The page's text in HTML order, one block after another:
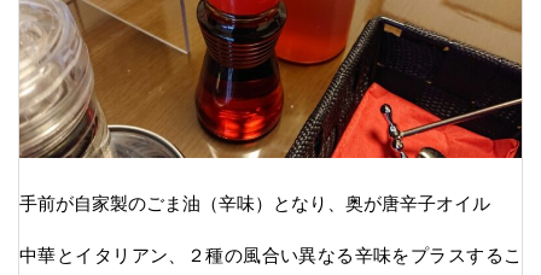
手前が自家製のごま油（辛味）となり、奥が唐辛子オイル
中華とイタリアン、２種の風合い異なる辛味をプラスするこ